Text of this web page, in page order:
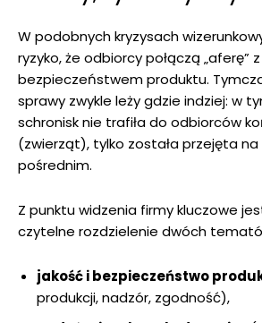
W podobnych kryzysach
ryzyko, że odbiorcy połączą „aferę” z
bezpieczeństwem produktu.
sprawy zwykle leży gdzie indziej: w
schronisk nie trafiła do odbiorców
(zwierząt), tylko została przejęta
pośrednim.
Z punktu widzenia firmy kluczowe
czytelne rozdzielenie dwóch
jakość i bezpieczeństwo
produkcji, nadzór, zgodność),